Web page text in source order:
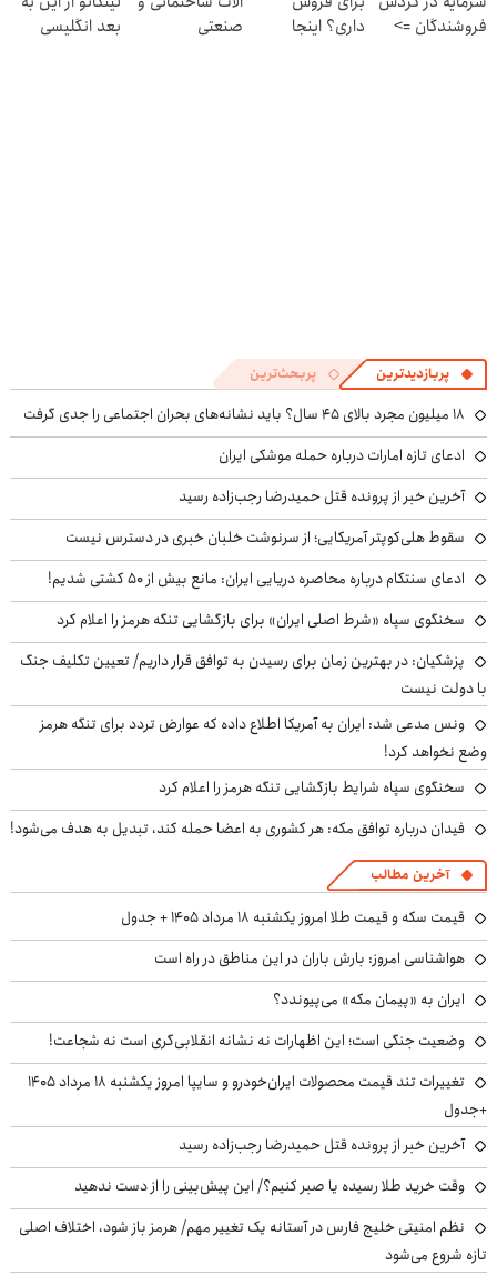
فروشندگان =>
داری؟ اینجا
صنعتی
بعد انگلیسی
پربازدیدترین پربحث‌ترین
۱۸ میلیون مجرد بالای ۴۵ سال؟ باید نشانه‌های بحران اجتماعی را جدی گرفت
ادعای تازه امارات درباره حمله موشکی ایران
آخرین خبر از پرونده قتل حمیدرضا رجب‌زاده رسید
سقوط هلی‌کوپتر آمریکایی؛ از سرنوشت خلبان خبری در دسترس نیست
ادعای سنتکام درباره محاصره دریایی ایران: مانع بیش از ۵۰ کشتی شدیم!
سخنگوی سپاه «شرط اصلی ایران» برای بازگشایی تنگه هرمز را اعلام کرد
پزشکیان‌: در بهترین زمان برای رسیدن به توافق قرار داریم/ تعیین تکلیف جنگ
با دولت نیست
ونس مدعی شد: ایران به آمریکا اطلاع داده که عوارض تردد برای تنگه هرمز
وضع نخواهد کرد!
سخنگوی سپاه شرایط بازگشایی تنگه هرمز را اعلام کرد
فیدان درباره توافق مکه: هر کشوری به اعضا حمله کند، تبدیل به هدف می‌شود!
آخرین مطالب
قیمت سکه و قیمت طلا امروز یکشنبه ۱۸ مرداد ۱۴۰۵ + جدول
هواشناسی امروز: بارش باران در این مناطق در راه است
ایران به «پیمان مکه» می‌پیوندد؟
وضعیت جنگی است؛ این اظهارات نه نشانه انقلابی‌گری است نه شجاعت!
تغییرات تند قیمت محصولات ایران‌خودرو و سایپا امروز یکشنبه ۱۸ مرداد ۱۴۰۵
+جدول
آخرین خبر از پرونده قتل حمیدرضا رجب‌زاده رسید
وقت خرید طلا رسیده یا صبر کنیم؟/ این پیش‌بینی را از دست ندهید
نظم امنیتی خلیج فارس در آستانه یک تغییر مهم/ هرمز باز شود، اختلاف اصلی
تازه شروع می‌شود